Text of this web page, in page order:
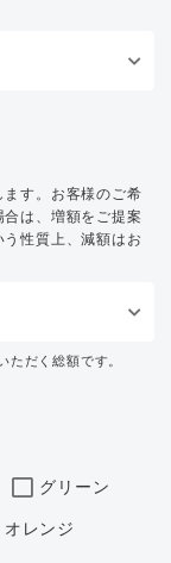
す。お客様のご希
は、増額をご提案
性質上、減額はお
だく総額です。
グリーン
オレンジ